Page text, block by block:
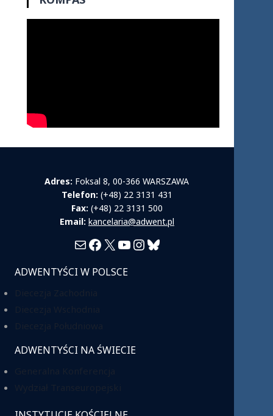
Adres: Foksal 8, 00-366 WARSZAWA
Telefon: (+48) 22 3131 431
Fax: (+48) 22 3131 500
Email: kancelaria@adwent.pl
MailFacebook
X YouTube
Instagram
Bluesky
ADWENTYŚCI W POLSCE
ADWENTYŚCI NA ŚWIECIE